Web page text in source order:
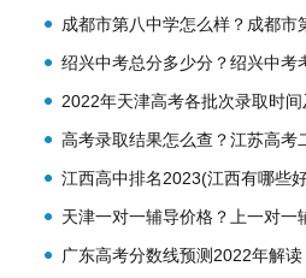
简介
成都市第八中学怎么样？成都市
理念？
绍兴中考总分多少分？绍兴中考
置？
2022年天津高考各批次录取时
果查询
高考录取结果怎么查？江苏高考
线公布
江西高中排名2023(江西有哪些
天津一对一辅导价格？上一对一
势？
广东高考分数线预测2022年解